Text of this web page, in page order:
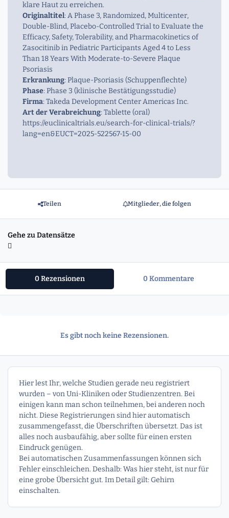
klare Haut zu erreichen.
Originaltitel: A Phase 3, Randomized, Multicenter,
Double-Blind, Placebo-Controlled Trial to Evaluate the
Efficacy, Safety, Tolerability, and Pharmacokinetics of
Zasocitinib in Pediatric Participants Aged 4 to Less
Than 18 Years With Moderate-to-Severe Plaque
Psoriasis
Erkrankung: Plaque-Psoriasis (Schuppenflechte)
Phase: Phase 3 (klinische Bestätigungsstudie)
Firma: Takeda Development Center Americas Inc.
Art der Verabreichung: Tablette (oral)
https://euclinicaltrials.eu/search-for-clinical-trials/?
lang=en&EUCT=2025-522567-15-00
Teilen Mitglieder, die folgen
Gehe zu Datensätze
0 Rezensionen 0 Kommentare
Es gibt noch keine Rezensionen.
Hier lest Ihr, welche Studien gerade neu registriert
wurden – von Uni-Kliniken oder Studienzentren. Bei
einigen kann man schon teilnehmen, bei anderen noch
nicht. Diese Registrierungen sind hier automatisch
zusammengefasst, die Überschriften übersetzt. Das ist
alles noch ausbaufähig, aber sollte für einen ersten
Eindruck genügen.
Bei automatischen Zusammenfassungen können sich
Fehler einschleichen. Deshalb: Was hier steht, ist nur für
eine grobe Übersicht gut. Im Detail gilt: Gehirn
einschalten.